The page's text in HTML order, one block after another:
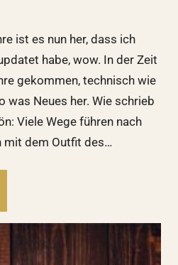
ist es nun her, dass ich
habe, wow. In der Zeit
gekommen, technisch wie
was Neues her. Wie schrieb
Viele Wege führen nach
mit dem Outfit des…